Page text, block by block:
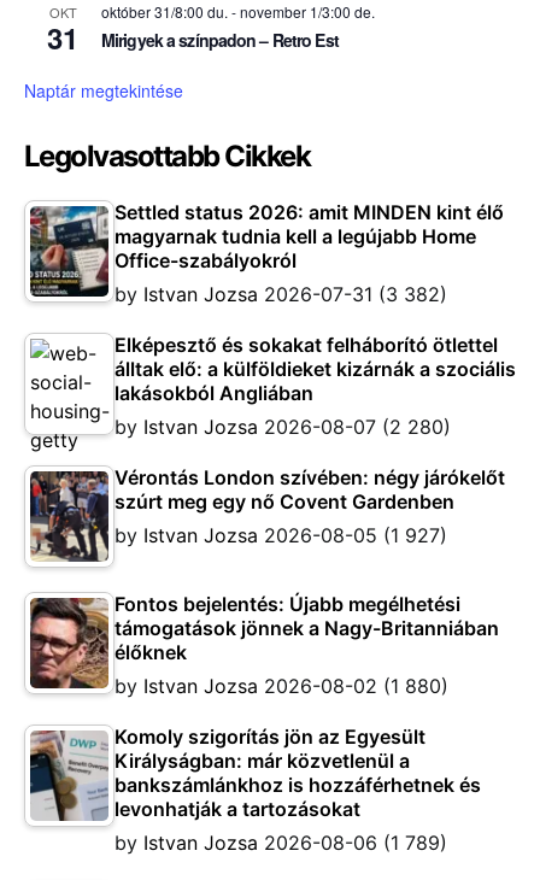
OKT
31
október 31/8:00 du. -november 1/3:00 de.
Mirigyek a színpadon – Retro Est
Naptár megtekintése
Legolvasottabb Cikkek
Settled status 2026: amit MINDEN kint élő
magyarnak tudnia kell a legújabb Home
Office-szabályokról
by Istvan Jozsa 2026-07-31 (3 382)
Elképesztő és sokakat felháborító ötlettel
álltak elő: a külföldieket kizárnák a szociális
lakásokból Angliában
by Istvan Jozsa 2026-08-07 (2 280)
Vérontás London szívében: négy járókelőt
szúrt meg egy nő Covent Gardenben
by Istvan Jozsa 2026-08-05 (1 927)
Fontos bejelentés: Újabb megélhetési
támogatások jönnek a Nagy-Britanniában
élőknek
by Istvan Jozsa 2026-08-02 (1 880)
Komoly szigorítás jön az Egyesült
Királyságban: már közvetlenül a
bankszámlánkhoz is hozzáférhetnek és
levonhatják a tartozásokat
by Istvan Jozsa 2026-08-06 (1 789)